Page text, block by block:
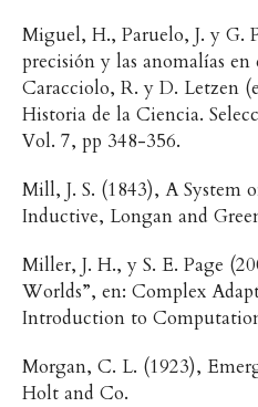
Miguel, H., Paruelo, J. y G.
precisión y las anomalías
Caracciolo, R. y D. Letzen
Historia de la Ciencia.
Vol. 7, pp 348-356.
Mill, J. S. (1843), A System
Inductive, Longan and
Miller, J. H., y S. E. Page
Worlds”, en: Complex
Introduction to
Morgan, C. L. (1923),
Holt and Co.